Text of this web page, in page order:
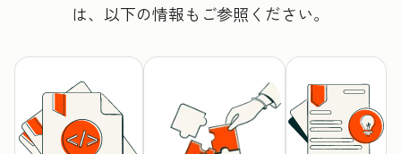
は、以下の情報もご参照ください。